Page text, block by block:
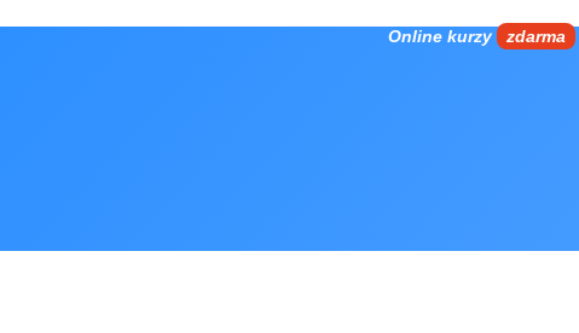
Online kurzy zdarma